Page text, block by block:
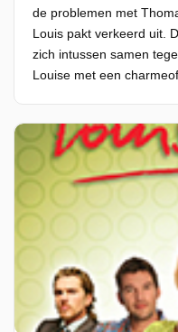
de problemen met
Louis pakt verkeerd uit.
zich intussen samen
Louise met een